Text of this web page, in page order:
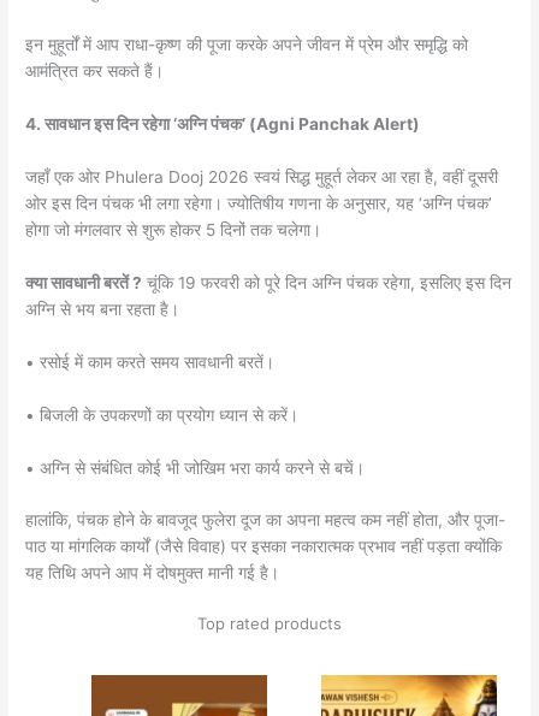
इन मुहूर्तों में आप राधा-कृष्ण की पूजा करके अपने जीवन में प्रेम और समृद्धि को
आमंत्रित कर सकते हैं।
4. सावधान इस दिन रहेगा ‘अग्नि पंचक’ (Agni Panchak Alert)
जहाँ एक ओर Phulera Dooj 2026 स्वयं सिद्ध मुहूर्त लेकर आ रहा है, वहीं दूसरी
ओर इस दिन पंचक भी लगा रहेगा। ज्योतिषीय गणना के अनुसार, यह ‘अग्नि पंचक’
होगा जो मंगलवार से शुरू होकर 5 दिनों तक चलेगा।
क्या सावधानी बरतें ? चूंकि 19 फरवरी को पूरे दिन अग्नि पंचक रहेगा, इसलिए इस दिन
अग्नि से भय बना रहता है।
• रसोई में काम करते समय सावधानी बरतें।
• बिजली के उपकरणों का प्रयोग ध्यान से करें।
• अग्नि से संबंधित कोई भी जोखिम भरा कार्य करने से बचें।
हालांकि, पंचक होने के बावजूद फुलेरा दूज का अपना महत्व कम नहीं होता, और पूजा-
पाठ या मांगलिक कार्यों (जैसे विवाह) पर इसका नकारात्मक प्रभाव नहीं पड़ता क्योंकि
यह तिथि अपने आप में दोषमुक्त मानी गई है।
Top rated products